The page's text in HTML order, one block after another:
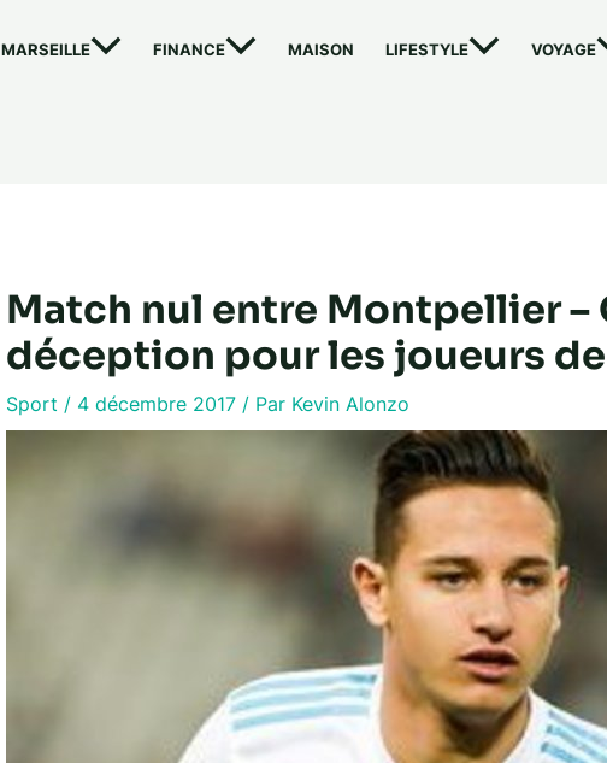
MARSEILLE FINANCE MAISON LIFESTYLE VOYAGE
Match nul entre Montpellier –
déception pour les joueurs
Sport / 4 décembre 2017 / Par Kevin Alonzo